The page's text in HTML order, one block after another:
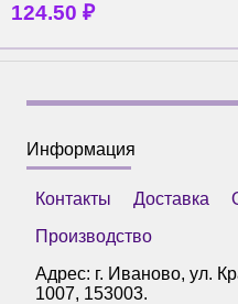
124.50 ₽
Информация
Контакты Доставка
Производство
Адрес: г. Иваново, ул.
1007, 153003.